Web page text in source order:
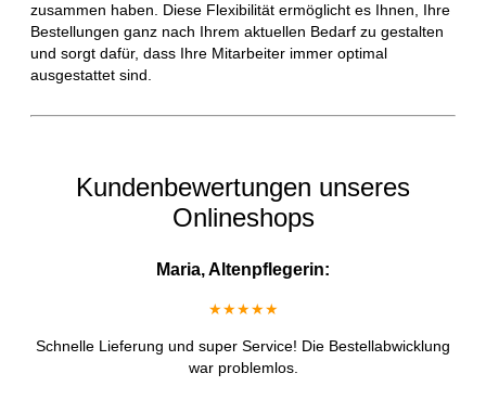
zusammen haben. Diese Flexibilität ermöglicht es Ihnen, Ihre
Bestellungen ganz nach Ihrem aktuellen Bedarf zu gestalten
und sorgt dafür, dass Ihre Mitarbeiter immer optimal
ausgestattet sind.
Kundenbewertungen unseres
Onlineshops
Maria, Altenpflegerin:
★★★★★
Schnelle Lieferung und super Service! Die Bestellabwicklung
war problemlos.